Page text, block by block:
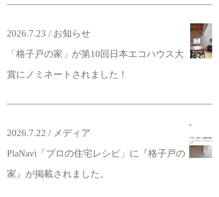
2026.7.23
お知らせ
「格子戸の家」が第10回日本エコハウス大
賞にノミネートされました！
2026.7.22
メディア
PlaNavi「プロの住宅レシピ」に『格子戸の
家』が掲載されました。